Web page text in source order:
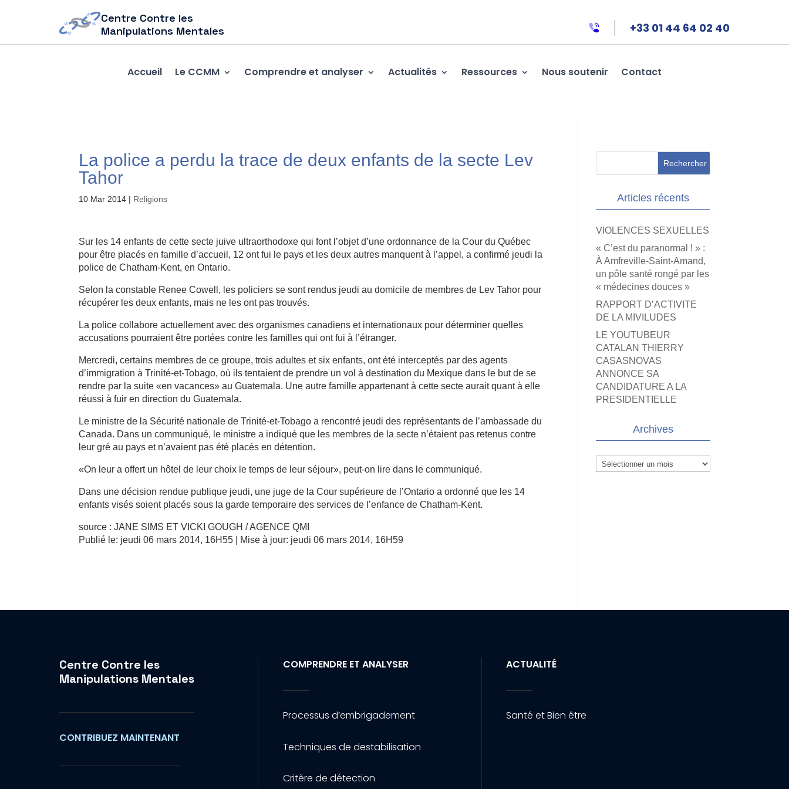
Centre Contre les
Manipulations Mentales
+33 01 44 64 02 40
Accueil Le CCMM Comprendre et analyser Actualités Ressources Nous soutenir Contact
La police a perdu la trace de deux enfants de la secte Lev
Tahor
10 Mar 2014 | Religions
Sur les 14 enfants de cette secte juive ultraorthodoxe qui font l’objet d’une ordonnance de la Cour du Québec
pour être placés en famille d’accueil, 12 ont fui le pays et les deux autres manquent à l’appel, a confirmé jeudi la
police de Chatham-Kent, en Ontario.
Selon la constable Renee Cowell, les policiers se sont rendus jeudi au domicile de membres de Lev Tahor pour
récupérer les deux enfants, mais ne les ont pas trouvés.
La police collabore actuellement avec des organismes canadiens et internationaux pour déterminer quelles
accusations pourraient être portées contre les familles qui ont fui à l’étranger.
Mercredi, certains membres de ce groupe, trois adultes et six enfants, ont été interceptés par des agents
d’immigration à Trinité-et-Tobago, où ils tentaient de prendre un vol à destination du Mexique dans le but de se
rendre par la suite «en vacances» au Guatemala. Une autre famille appartenant à cette secte aurait quant à elle
réussi à fuir en direction du Guatemala.
Le ministre de la Sécurité nationale de Trinité-et-Tobago a rencontré jeudi des représentants de l’ambassade du
Canada. Dans un communiqué, le ministre a indiqué que les membres de la secte n’étaient pas retenus contre
leur gré au pays et n’avaient pas été placés en détention.
«On leur a offert un hôtel de leur choix le temps de leur séjour», peut-on lire dans le communiqué.
Dans une décision rendue publique jeudi, une juge de la Cour supérieure de l’Ontario a ordonné que les 14
enfants visés soient placés sous la garde temporaire des services de l’enfance de Chatham-Kent.
source : JANE SIMS ET VICKI GOUGH / AGENCE QMI
Publié le: jeudi 06 mars 2014, 16H55 | Mise à jour: jeudi 06 mars 2014, 16H59
Articles récents
VIOLENCES SEXUELLES
« C’est du paranormal ! » :
À Amfreville-Saint-Amand,
un pôle santé rongé par les
« médecines douces »
RAPPORT D’ACTIVITE
DE LA MIVILUDES
LE YOUTUBEUR
CATALAN THIERRY
CASASNOVAS
ANNONCE SA
CANDIDATURE A LA
PRESIDENTIELLE
Archives
Archives
Centre Contre les
Manipulations Mentales
CONTRIBUEZ MAINTENANT
COMPRENDRE ET ANALYSER
Processus d’embrigadement
Techniques de destabilisation
Critère de détection
ACTUALITÉ
Santé et Bien être